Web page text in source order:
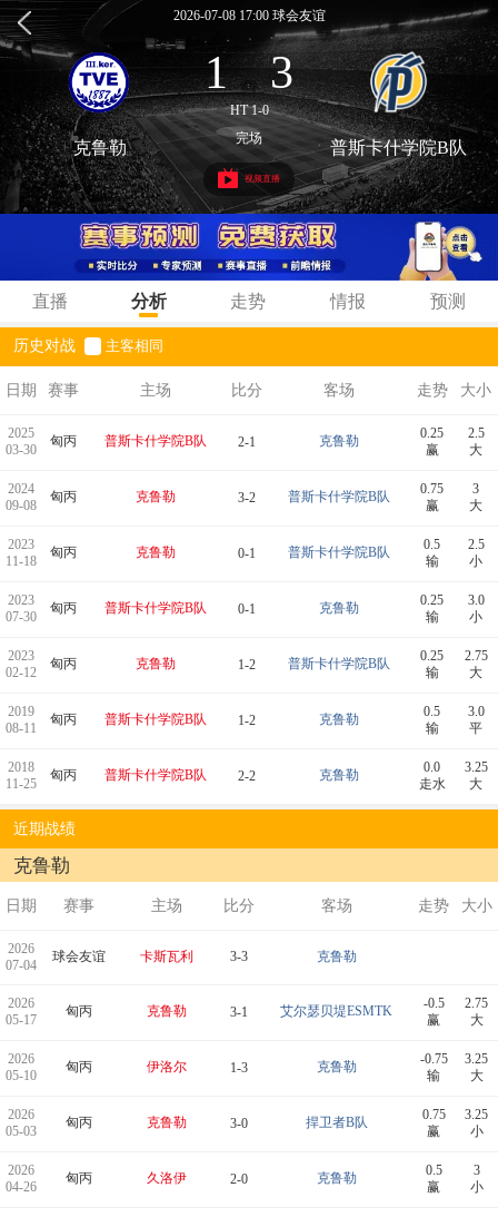
2026-07-08 17:00 球会友谊
1 : 3
HT 1-0
克鲁勒 完场 普斯卡什学院B队
视频直播
直播 分析 走势 情报 预测
历史对战 主客相同
日期 赛事 主场 比分 客场 走势 大小
2025
03-30
匈丙 普斯卡什学院B队 2-1 克鲁勒
0.25
赢
2.5
大
2024
09-08
匈丙 克鲁勒 3-2 普斯卡什学院B队
0.75
赢
3
大
2023
11-18
匈丙 克鲁勒 0-1 普斯卡什学院B队
0.5
输
2.5
小
2023
07-30
匈丙 普斯卡什学院B队 0-1 克鲁勒
0.25
输
3.0
小
2023
02-12
匈丙 克鲁勒 1-2 普斯卡什学院B队
0.25
输
2.75
大
2019
08-11
匈丙 普斯卡什学院B队 1-2 克鲁勒
0.5
输
3.0
平
2018
11-25
匈丙 普斯卡什学院B队 2-2 克鲁勒
0.0
走水
3.25
大
近期战绩
克鲁勒
日期 赛事 主场 比分 客场 走势 大小
2026
07-04
球会友谊 卡斯瓦利 3-3 克鲁勒
2026
05-17
匈丙 克鲁勒 3-1 艾尔瑟贝堤ESMTK
-0.5
赢
2.75
大
2026
05-10
匈丙 伊洛尔 1-3 克鲁勒
-0.75
输
3.25
大
2026
05-03
匈丙 克鲁勒 3-0 捍卫者B队
0.75
赢
3.25
小
2026
04-26
匈丙 久洛伊 2-0 克鲁勒
0.5
赢
3
小